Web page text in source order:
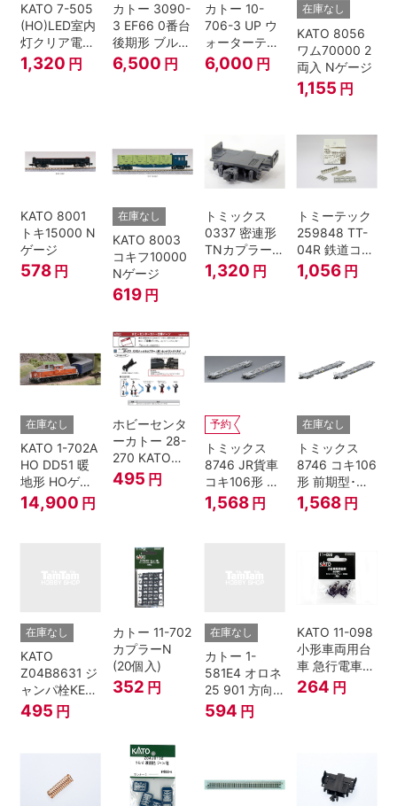
KATO 7-505
(HO)LED室内
灯クリア電球
色
1,320 円
カトー 3090-
3 EF66 0番台
後期形 ブルー
トレイン牽引
機
6,500 円
カトー 10-
706-3 UP ウ
ォーターテン
ダー 2両入
6,000 円
在庫なし
KATO 8056
ワム70000 2
両入 Nゲージ
1,155 円
KATO 8001
トキ15000 N
ゲージ
578 円
在庫なし
KATO 8003
コキフ10000
Nゲージ
619 円
トミックス
0337 密連形
TNカプラー
(6個入・SPタ
イプ)
1,320 円
トミーテック
259848 TT-
04R 鉄道コレ
クション
1,056 円
在庫なし
KATO 1-702A
HO DD51 暖
地形 HOゲー
ジ
14,900 円
ホビーセンタ
ーカトー 28-
270 KATOナ
ックルカプラ
ー 黒 センタ
495 円
予約
トミックス
8746 JR貨車
コキ106形 前
期型･新塗装･
コンテナな
1,568 円
在庫なし
トミックス
8746 コキ106
形 前期型･新
塗装･コンテ
ナなし･2両セ
1,568 円
在庫なし
KATO
Z04B8631 ジ
ャンパ栓KE76
濃青 ランナー
495 円
カトー 11-702
カプラーN
(20個入)
352 円
在庫なし
カトー 1-
581E4 オロネ
25 901 方向
幕 4両分
594 円
KATO 11-098
小形車両用台
車 急行電車1
Bトレインシ
ョーティー 対
264 円